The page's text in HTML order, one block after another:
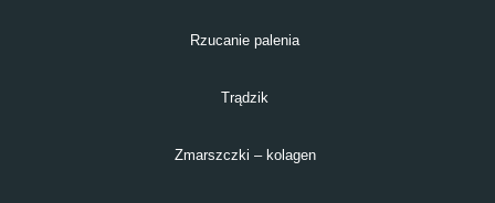
Rzucanie palenia
Trądzik
Zmarszczki – kolagen